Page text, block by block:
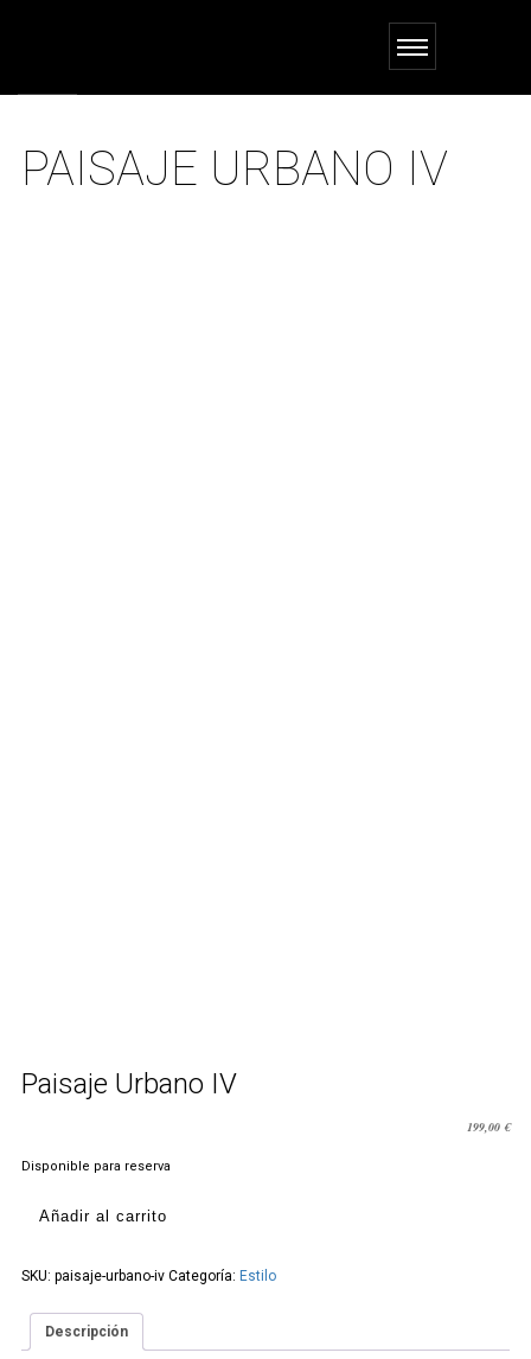
PAISAJE URBANO IV
Paisaje Urbano IV
199,00€
Disponible para reserva
Urbano
Añadir al carrito
SKU: paisaje-urbano-iv Categoría: Estilo
Descripción